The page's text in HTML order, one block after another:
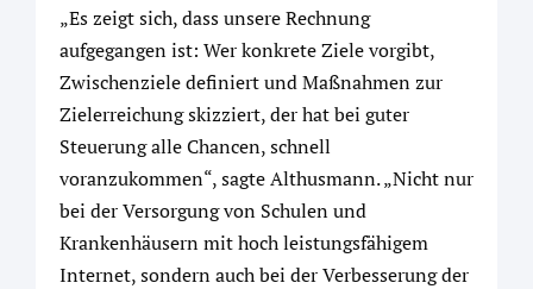
„Es zeigt sich, dass unsere Rechnung
aufgegangen ist: Wer konkrete Ziele vorgibt,
Zwischenziele definiert und Maßnahmen zur
Zielerreichung skizziert, der hat bei guter
Steuerung alle Chancen, schnell
voranzukommen“, sagte Althusmann. „Nicht nur
bei der Versorgung von Schulen und
Krankenhäusern mit hoch leistungsfähigem
Internet, sondern auch bei der Verbesserung der